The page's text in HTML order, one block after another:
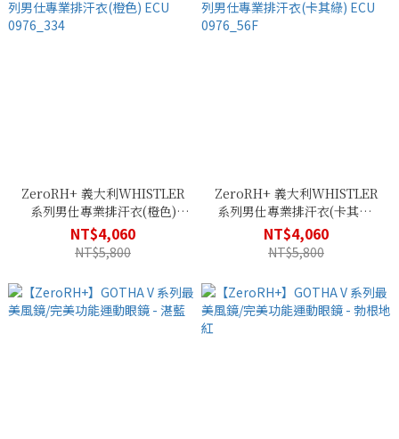
ZeroRH+ 義大利WHISTLER
系列男仕專業排汗衣(橙色)
ECU 0976_334
NT$4,060
NT$5,800
ZeroRH+ 義大利WHISTLER
系列男仕專業排汗衣(卡其綠)
ECU 0976_56F
NT$4,060
NT$5,800